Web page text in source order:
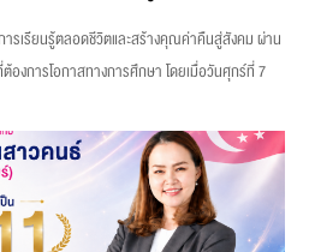
รเรียนรู้ตลอดชีวิตและสร้างคุณค่าคืนสู่สังคม ผ่าน
งการโอกาสทางการศึกษา โดยเมื่อวันศุกร์ที่ 7